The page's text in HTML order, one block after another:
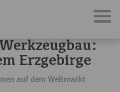
aus dem Erzgebirge
Erzgebirge
auf dem Weltmarkt